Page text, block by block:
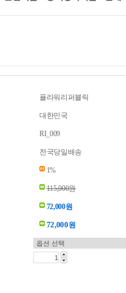
플라워리퍼블릭
대한민국
RI_009
전국당일배송
1%
115,000원
72,000원
72,000원